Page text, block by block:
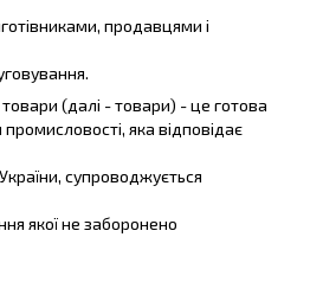
продавцями і
товари (далі - товари) - це готова
яка відповідає
супроводжується
якої не заборонено